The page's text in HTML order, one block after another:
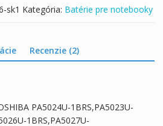
sk1 Kategória: Batérie pre notebooky
Recenzie (2)
PA5024U-1BRS,PA5023U-
1BRS,PA5027U-